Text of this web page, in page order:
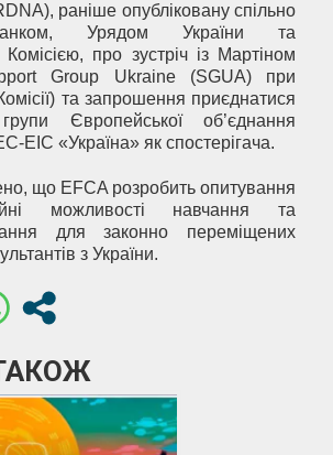
раніше опубліковану спільно
Урядом України та
про зустріч із Мартіном
Group Ukraine (SGUA) при
та запрошення приєднатися
Європейської об’єднання
EIC «Україна» як спостерігача.
що EFCA розробить опитування
можливості навчання та
для законно переміщених
з України.